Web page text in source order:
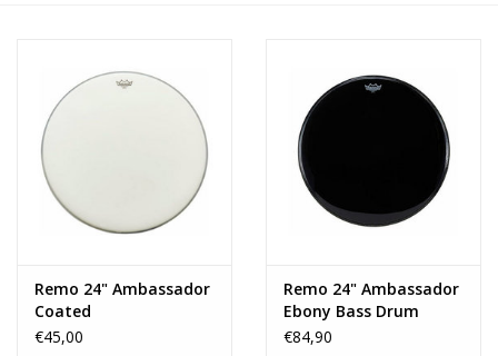
Recording
Lichttechnik
PA-Anlage
Traditionelle Instrumente
Signalprozessoren & Effekte
Remo 24" Ambassador
Coated
€45,00
Remo 24" Ambassador
Ebony Bass Drum
€84,90